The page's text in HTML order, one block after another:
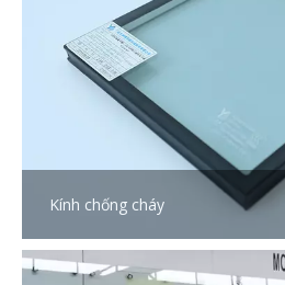
Kính chống cháy